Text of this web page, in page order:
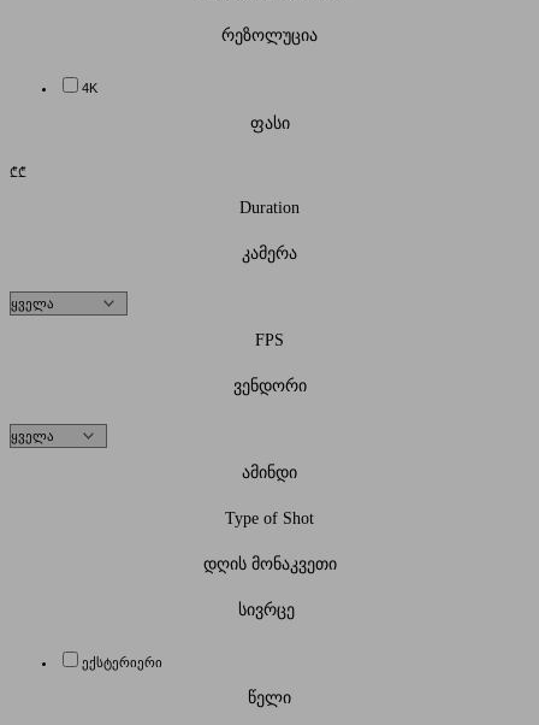
რეზოლუცია
4K
ფასი
₾₾
Duration
კამერა
FPS
ვენდორი
ამინდი
Type of Shot
დღის მონაკვეთი
სივრცე
ექსტერიერი
წელი